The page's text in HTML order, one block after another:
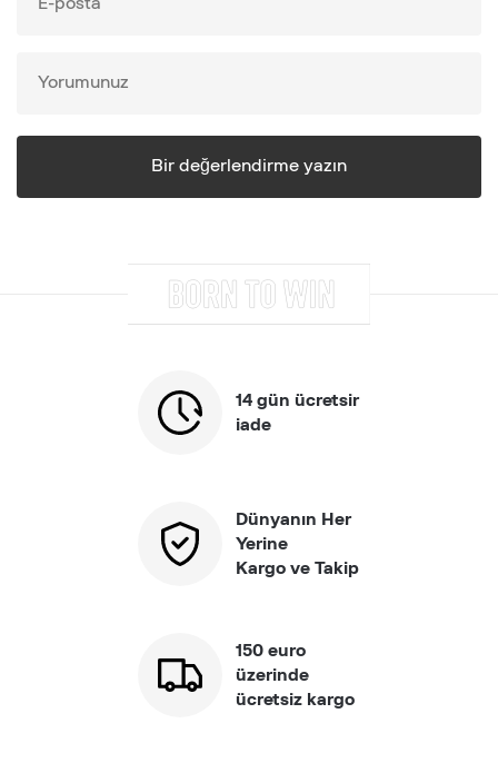
14 gün ücretsir
iade
Dünyanın Her
Yerine
Kargo ve Takip
150 euro
üzerinde
ücretsiz kargo